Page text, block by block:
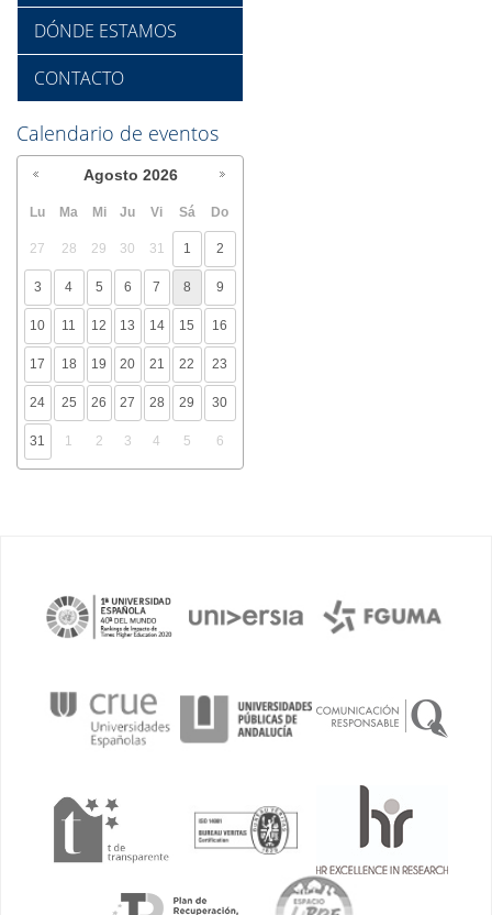
DÓNDE ESTAMOS
CONTACTO
Calendario de eventos
Agosto 2026
Lu Ma Mi Ju Vi Sá Do
27 28 29 30 31 1 2
3 4 5 6 7 8 9
10 11 12 13 14 15 16
17 18 19 20 21 22 23
24 25 26 27 28 29 30
31 1 2 3 4 5 6